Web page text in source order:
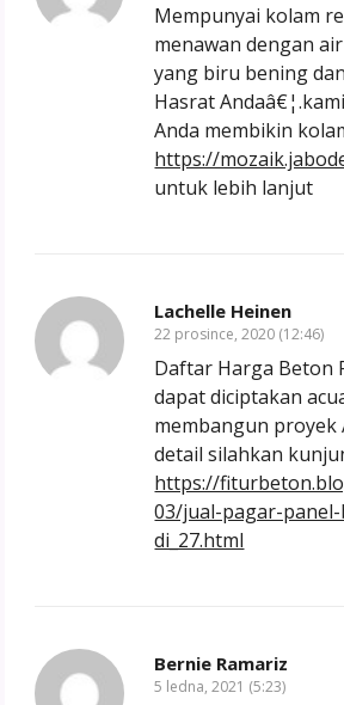
Mempunyai kolam
menawan dengan
yang biru bening
Hasrat
Anda membikin
https://
untuk lebih lanjut
Lachelle Heinen
22 prosince, 2020 (12:46)
Daftar Harga Beton
dapat diciptakan
membangun proyek
detail silahkan
https://
03/jual-pagar-
di_27.html
Bernie Ramariz
5 ledna, 2021 (5:23)